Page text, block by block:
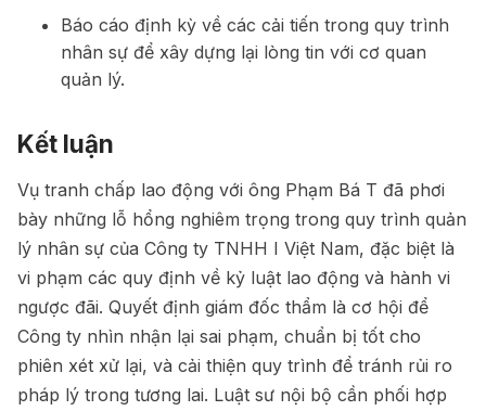
Báo cáo định kỳ về các cải tiến trong quy trình
nhân sự để xây dựng lại lòng tin với cơ quan
quản lý.
Kết luận
Vụ tranh chấp lao động với ông Phạm Bá T đã phơi
bày những lỗ hổng nghiêm trọng trong quy trình quản
lý nhân sự của Công ty TNHH I Việt Nam, đặc biệt là
vi phạm các quy định về kỷ luật lao động và hành vi
ngược đãi. Quyết định giám đốc thẩm là cơ hội để
Công ty nhìn nhận lại sai phạm, chuẩn bị tốt cho
phiên xét xử lại, và cải thiện quy trình để tránh rủi ro
pháp lý trong tương lai. Luật sư nội bộ cần phối hợp